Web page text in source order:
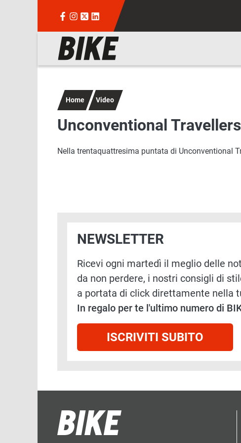
Navigazione principale
Home Video
Unconventional
Nella trentaquattresima puntata di Unconventional
NEWSLETTER
Ricevi ogni martedì il meglio delle
da non perdere, i nostri consigli di
a portata di click direttamente nella
In regalo per te l'ultimo numero di
ISCRIVITI SUBITO